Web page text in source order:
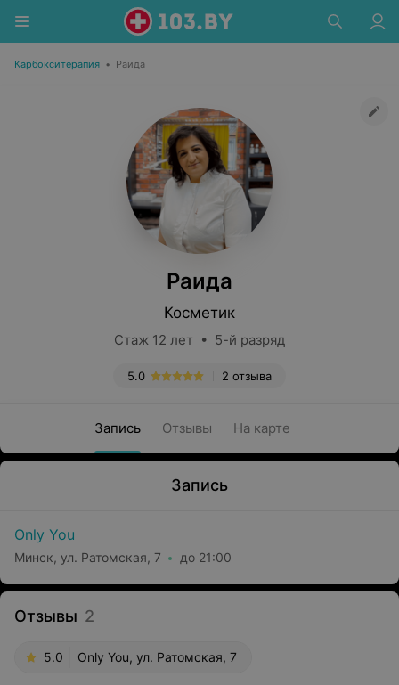
Карбокситерапия • Раида
Раида
Косметик
Стаж 12 лет • 5-й разряд
2 отзыва
5.0
Запись Отзывы На карте
Запись
Only You
Минск, ул. Ратомская, 7 до 21:00
Отзывы 2
5.0 Only You, ул. Ратомская, 7